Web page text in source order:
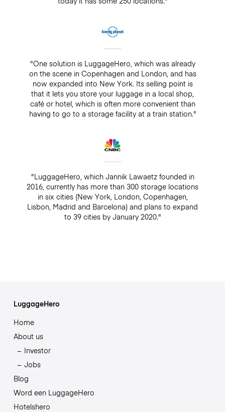
"One solution is LuggageHero, which was already
on the scene in Copenhagen and London, and has
now expanded into New York. Its selling point is
that it lets you store your luggage in a local shop,
café or hotel, which is often more convenient than
having to go to a storage facility at a train station."
"LuggageHero, which Jannik Lawaetz founded in
2016, currently has more than 300 storage locations
in six cities (New York, London, Copenhagen,
Lisbon, Madrid and Barcelona) and plans to expand
to 39 cities by January 2020."
LuggageHero
Home
About us
Investor
Jobs
Blog
Word een LuggageHero
Hotelshero